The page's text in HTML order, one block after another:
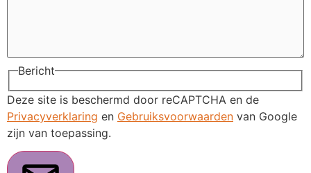
Bericht
Deze site is beschermd door reCAPTCHA en de
Privacyverklaring en Gebruiksvoorwaarden van Google
zijn van toepassing.